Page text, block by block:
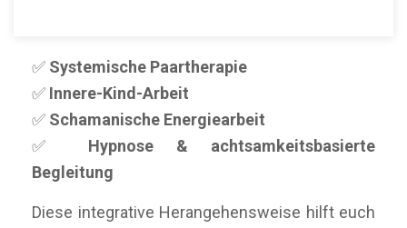
✅ Systemische Paartherapie
✅ Innere-Kind-Arbeit
✅ Schamanische Energiearbeit
✅ Hypnose & achtsamkeitsbasierte
Begleitung
Diese integrative Herangehensweise hilft euch